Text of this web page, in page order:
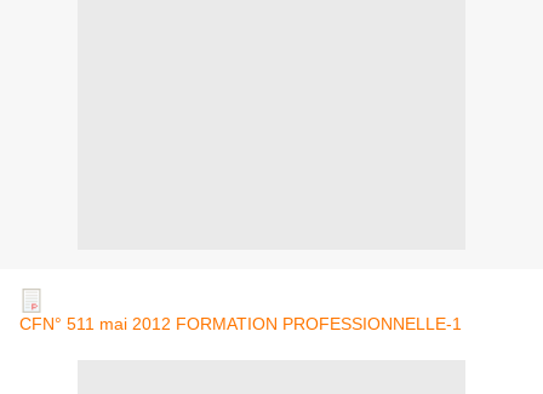
CFN° 511 mai 2012 FORMATION PROFESSIONNELLE-1